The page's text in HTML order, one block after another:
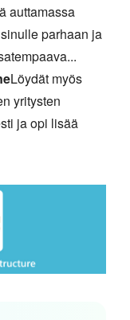
auttamassa
parhaan ja
Löydät myös
yritysten
ja opi lisää